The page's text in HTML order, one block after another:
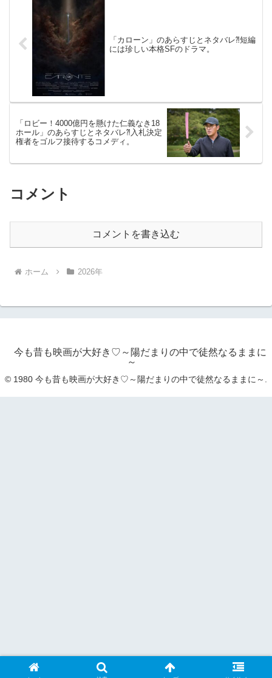
「カローン」のあらすじとネタバレ⁈短編
には珍しい本格SFのドラマ。
「ロビー！4000億円を懸けた仁義なき18
ホール」のあらすじとネタバレ⁈入札決定
権者をゴルフ接待するコメディ。
コメント
コメントを書き込む
ホーム 2026年
今も昔も映画が大好き♡～陽だまりの中で徒然なるままに
～
© 1980 今も昔も映画が大好き♡～陽だまりの中で徒然なるままに～.